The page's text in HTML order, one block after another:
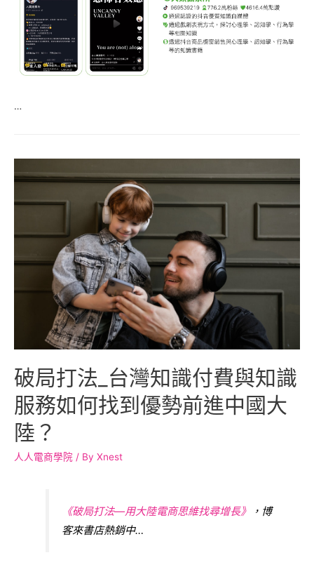
…
破局打法_台灣知識付費與知識
服務如何找到優勢前進中國大
陸？
人人電商學院 / By Xnest
《破局打法—用大陸電商思維找尋增長》
，博
客來書店熱銷中…